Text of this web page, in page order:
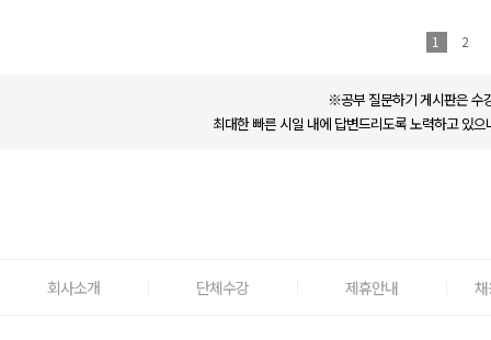
1 2
※공부 질문하기 게시판은 수
최대한 빠른 시일 내에 답변드리도록 노력하고 있
회사소개 단체수강 제휴안내